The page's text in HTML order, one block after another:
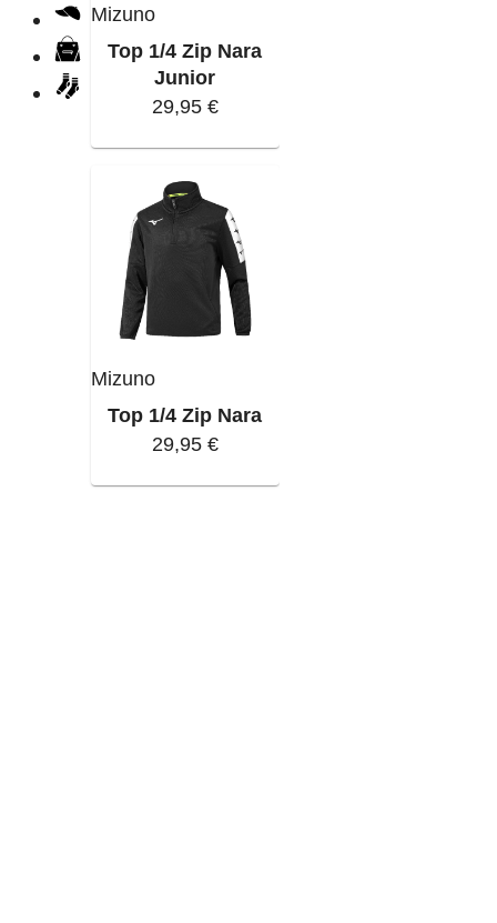
Mizuno
Top 1/4 Zip Nara
Junior
29,95 €
Mizuno
Top 1/4 Zip Nara
29,95 €